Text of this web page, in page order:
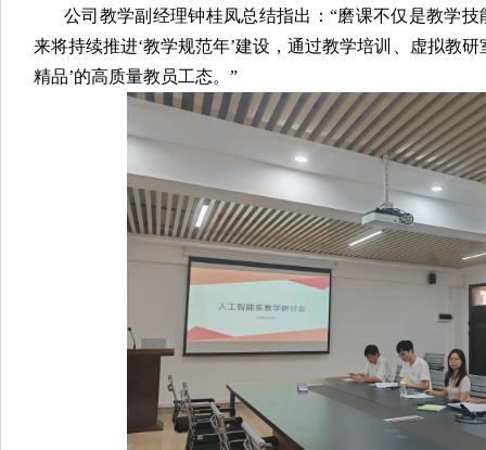
公司教学副经理钟桂凤总结指出：“磨课不仅是教学
来将持续推进‘教学规范年’建设，通过教学培训、虚拟教
精品’的高质量教员工态。”